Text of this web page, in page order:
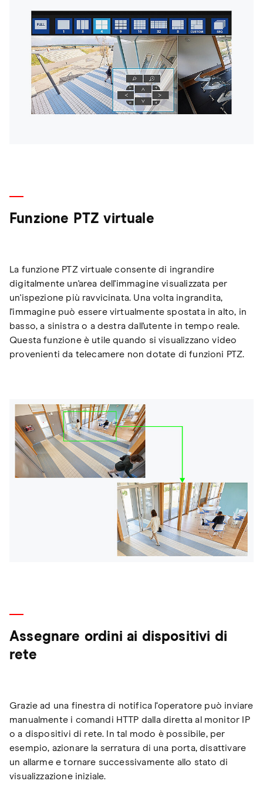
Funzione PTZ virtuale
La funzione PTZ virtuale consente di ingrandire
digitalmente un'area dell'immagine visualizzata per
un'ispezione più ravvicinata. Una volta ingrandita,
l'immagine può essere virtualmente spostata in alto, in
basso, a sinistra o a destra dall'utente in tempo reale.
Questa funzione è utile quando si visualizzano video
provenienti da telecamere non dotate di funzioni PTZ.
Assegnare ordini ai dispositivi di
rete
Grazie ad una finestra di notifica l‘operatore può inviare
manualmente i comandi HTTP dalla diretta al monitor IP
o a dispositivi di rete. In tal modo è possibile, per
esempio, azionare la serratura di una porta, disattivare
un allarme e tornare successivamente allo stato di
visualizzazione iniziale.